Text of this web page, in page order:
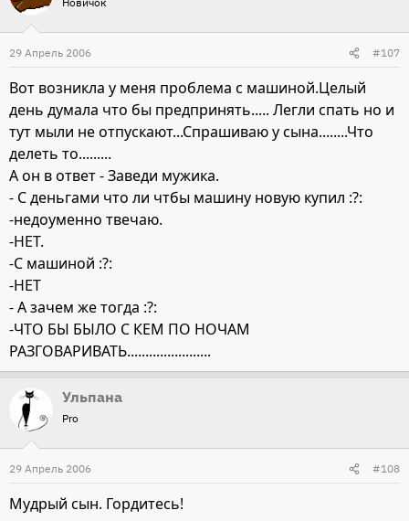
29 Апрель 2006 #107
Вот возникла у меня проблема с машиной.Целый
день думала что бы предпринять..... Легли спать но и
тут мыли не отпускают...Спрашиваю у сына........Что
делеть то.........
А он в ответ - Заведи мужика.
- С деньгами что ли чтбы машину новую купил :?:
-недоуменно твечаю.
-НЕТ.
-С машиной :?:
-НЕТ
- А зачем же тогда :?:
-ЧТО БЫ БЫЛО С КЕМ ПО НОЧАМ
РАЗГОВАРИВАТЬ.......................
Ульпана
Pro
29 Апрель 2006 #108
Мудрый сын. Гордитесь!